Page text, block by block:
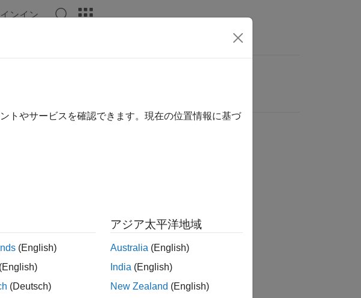
ンイン
トやサービスを確認できます。現在の位置情報に基づ
(English)
(English)
(Deutsch)
アジア太平洋地域
Australia (English)
India (English)
New Zealand (English)